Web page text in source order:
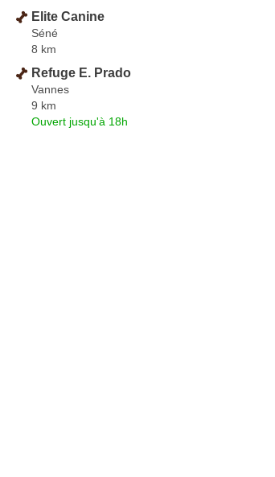
Elite Canine
Séné
8 km
Refuge E. Prado
Vannes
9 km
Ouvert jusqu'à 18h